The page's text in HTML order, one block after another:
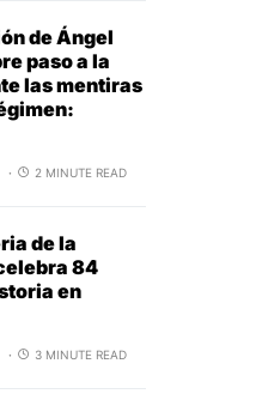
de Ángel
paso a la
las mentiras
2 MINUTE READ
de la
84
en
3 MINUTE READ